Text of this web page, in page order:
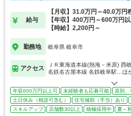
給与
【月収】31.0万円～40.0万円
【年収】400万円～600万円
【時給】2,200円～
勤務地 岐阜県 岐阜市
アクセス
ＪＲ東海道本線(熱海－米原) 西
名鉄名古屋本線 名鉄岐阜駅…ほ
年収600万円以上可 未経験者も応募可能
原則、
土日休み（相談可含む）
住宅補助（手当）あり
スキルアップ
店舗数30以上 積極採用中 夏～